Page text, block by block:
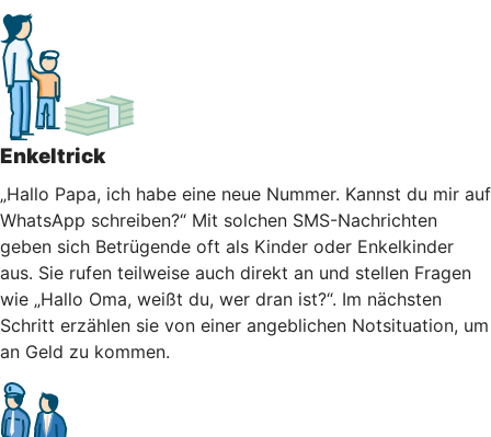
Enkeltrick
„Hallo Papa, ich habe eine neue Nummer. Kannst du mir auf
WhatsApp schreiben?“ Mit solchen SMS-Nachrichten
geben sich Betrügende oft als Kinder oder Enkelkinder
aus. Sie rufen teilweise auch direkt an und stellen Fragen
wie „Hallo Oma, weißt du, wer dran ist?“. Im nächsten
Schritt erzählen sie von einer angeblichen Notsituation, um
an Geld zu kommen.